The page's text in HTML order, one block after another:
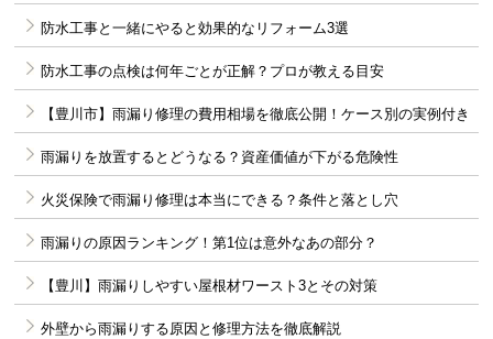
防水工事と一緒にやると効果的なリフォーム3選
防水工事の点検は何年ごとが正解？プロが教える目安
【豊川市】雨漏り修理の費用相場を徹底公開！ケース別の実例付き
雨漏りを放置するとどうなる？資産価値が下がる危険性
火災保険で雨漏り修理は本当にできる？条件と落とし穴
雨漏りの原因ランキング！第1位は意外なあの部分？
【豊川】雨漏りしやすい屋根材ワースト3とその対策
外壁から雨漏りする原因と修理方法を徹底解説